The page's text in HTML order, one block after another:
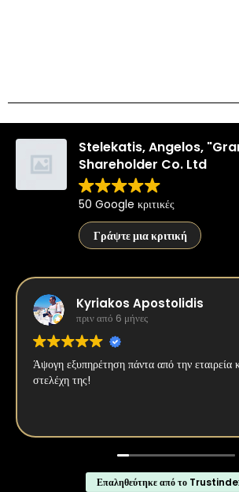
Stelekatis, Angelos,
Shareholder Co. Ltd
50 Google κριτικές
Γράψτε μια κριτική
Kyriakos Apostolidis
πριν από 6 μήνες
Άψογη εξυπηρέτηση πάντα από την εταιρεία
στελέχη της!
Επαληθεύτηκε από το